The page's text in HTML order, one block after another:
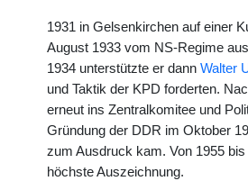
1931 in Gelsenkirchen auf einer
August 1933 vom NS-Regime
1934 unterstützte er dann Walter
und Taktik der KPD forderten.
erneut ins Zentralkomitee und
Gründung der DDR im Oktober
zum Ausdruck kam. Von 1955
höchste Auszeichnung.